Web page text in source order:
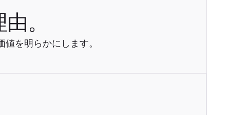
。
を明らかにします。